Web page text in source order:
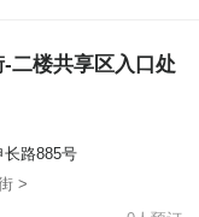
二楼共享区入口处
路885号
>